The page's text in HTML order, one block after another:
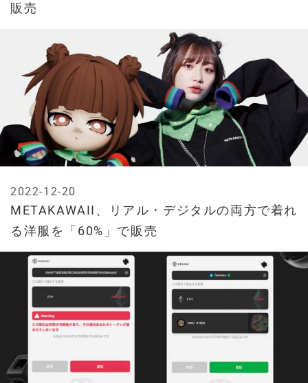
販売
METAKAWAII、リアル・デジタルの両方で着れ
る洋服を「60%」で販売
2022-12-20